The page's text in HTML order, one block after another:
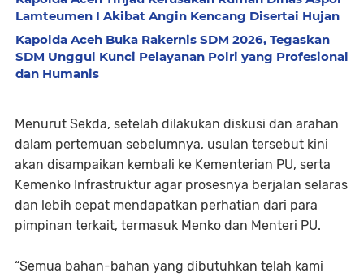
Lamteumen I Akibat Angin Kencang Disertai Hujan
Kapolda Aceh Buka Rakernis SDM 2026, Tegaskan
SDM Unggul Kunci Pelayanan Polri yang Profesional
dan Humanis
Menurut Sekda, setelah dilakukan diskusi dan arahan
dalam pertemuan sebelumnya, usulan tersebut kini
akan disampaikan kembali ke Kementerian PU, serta
Kemenko Infrastruktur agar prosesnya berjalan selaras
dan lebih cepat mendapatkan perhatian dari para
pimpinan terkait, termasuk Menko dan Menteri PU.
“Semua bahan-bahan yang dibutuhkan telah kami